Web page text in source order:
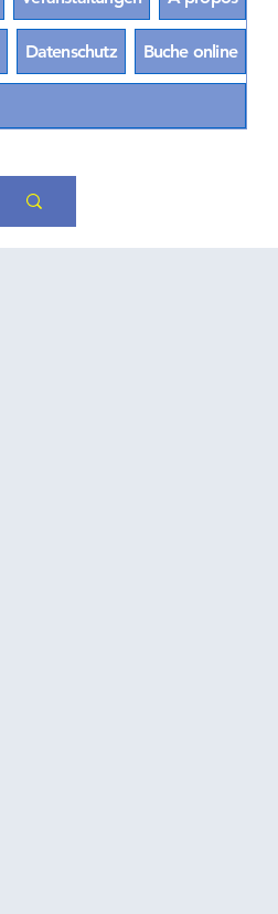
Datenschutz Buche online